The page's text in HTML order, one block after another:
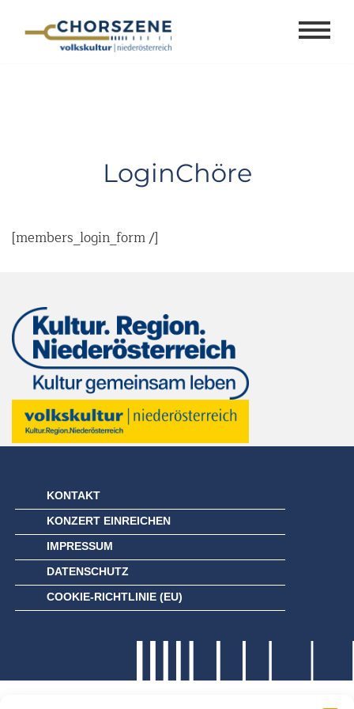
LoginChöre
[members_login_form /]
KONTAKT
KONZERT EINREICHEN
IMPRESSUM
DATENSCHUTZ
COOKIE-RICHTLINIE (EU)